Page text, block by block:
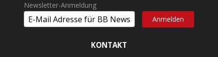
Newsletter-Anmeldung
KONTAKT